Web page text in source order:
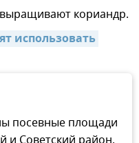
кориандр.
использовать
посевные площади